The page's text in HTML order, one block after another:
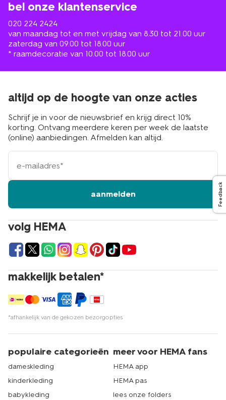
bel onze klantenservice
020 224 2424
van maandag tot en met vrijdag van 8.30 tot 21.00 uur
zaterdag van 09.00 tot 18.00 uur
* raamdecoratie van 10.00 tot 18.00 uur
volg HEMA
makkelijk betalen*
*afhankelijk van de gekozen bezorgopties
altijd op de hoogte van onze acties
Schrijf je in voor de nieuwsbrief en krijg direct 10%
korting. Ontvang meerdere keren per week de laatste
(online) aanbiedingen. Afmelden kan altijd.
e-
mailadres
aanmelden
populaire categorieën
dameskleding
kinderkleding
babykleding
meer voor HEMA fans
HEMA app
HEMA pas
lees onze folders
Feedback